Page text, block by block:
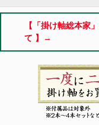
【「掛け軸総本家
て 】→